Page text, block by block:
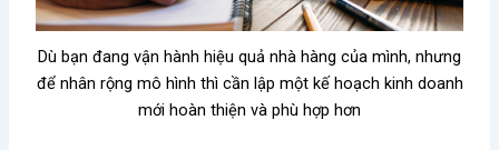
Dù bạn đang vận hành hiệu quả nhà hàng của mình, nhưng
để nhân rộng mô hình thì cần lập một kế hoạch kinh doanh
mới hoàn thiện và phù hợp hơn